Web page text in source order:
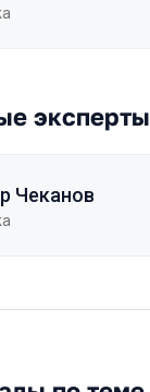
эксперты
Чеканов